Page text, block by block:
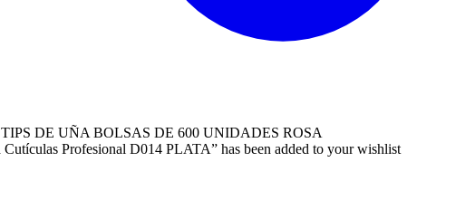
TIPS DE UÑA BOLSAS DE 600 UNIDADES ROSA
Profesional D014 PLATA” has been added to your wishlist